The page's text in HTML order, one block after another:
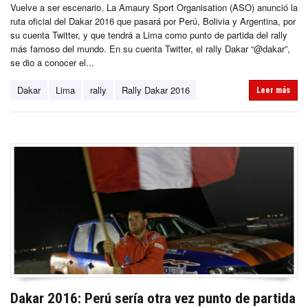
Vuelve a ser escenario. La Amaury Sport Organisation (ASO) anunció la
ruta oficial del Dakar 2016 que pasará por Perú, Bolivia y Argentina, por
su cuenta Twitter, y que tendrá a Lima como punto de partida del rally
más famoso del mundo. En su cuenta Twitter, el rally Dakar “@dakar”,
se dio a conocer el...
Dakar Lima rally Rally Dakar 2016 Leer más
Dakar 2016: Perú sería otra vez punto de partida